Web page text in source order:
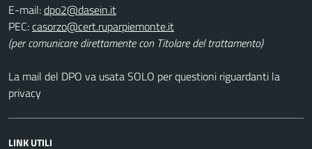
E-mail:
PEC:
(per comunicare direttamente con Titolare del trattamento)
La mail del DPO va usata SOLO per questioni riguardanti la
privacy
LINK UTILI